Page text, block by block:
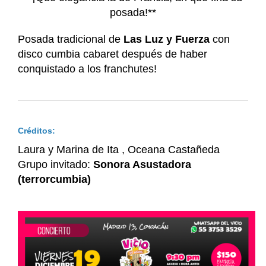
posada!**
Posada tradicional de Las Luz y Fuerza con
disco cumbia cabaret después de haber
conquistado a los franchutes!
Créditos:
Laura y Marina de Ita , Oceana Castañeda
Grupo invitado: Sonora Asustadora
(terrorcumbia)